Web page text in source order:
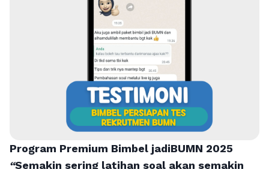
Program Premium Bimbel jadiBUMN 2025
“Semakin sering latihan soal akan semakin